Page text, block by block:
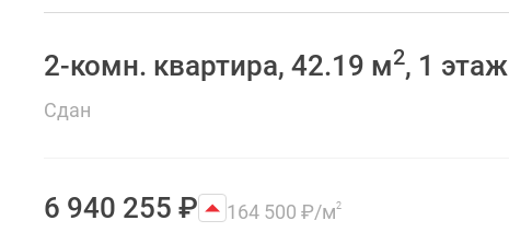
2-комн. квартира, 42.19 м2, 1 этаж
Сдан
6 940 255 ₽ 164 500 ₽/м2